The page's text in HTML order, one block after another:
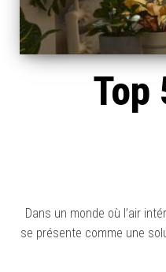
Top
Dans un monde où l’air
se présente comme une